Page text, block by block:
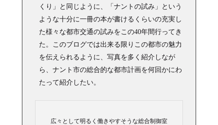
くり」と同じように、「ナントの試み」という
ような十分に一冊の本が書けるくらいの充実し
た様々な都市交通の試みをこの40年間行ってき
た。このブログでは出来る限りこの都市の魅力
を伝えられるように、写真を多く紹介しなが
ら、ナント市の総合的な都市計画を何回かにわ
たって紹介したい。
広々として明るく働きやすそうな総合制御室